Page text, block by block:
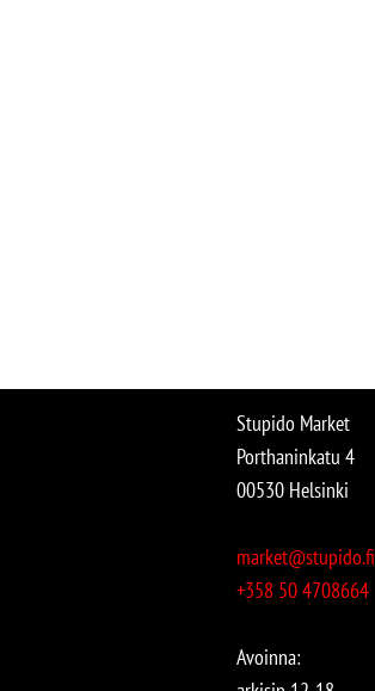
Stupido Market
Porthaninkatu 4
00530 Helsinki
market@stupido.fi
+358 50 4708664
Avoinna: